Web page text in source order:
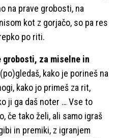
na prave grobosti, na
kot z gorjačo, so pa res
po riti.
grobosti, za miselne in
kako je porineš na
kako jo primeš za rit,
ji ga daš noter … Vse to
če tako želi, ali samo igraš
in premiki, z igranjem